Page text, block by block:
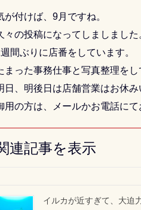
が付けば、9月ですね。
々の投稿になってしましました
間ぶりに店番をしています。
まった事務仕事と写真整理をし
日、明後日は店舗営業はお休み
用の方は、メールかお電話にて
連記事を表示
イルカが近すぎて、大迫